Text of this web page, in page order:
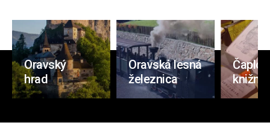
Oravský
hrad
Oravská lesná
železnica